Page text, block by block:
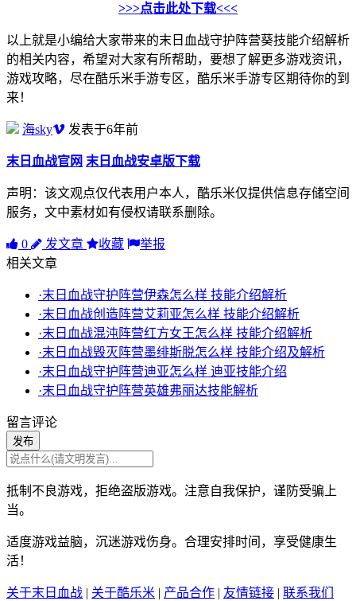
>>>点击此处下载<<<
以上就是小编给大家带来的末日血战守护阵营葵技能介绍解析
的相关内容，希望对大家有所帮助，要想了解更多游戏资讯，
游戏攻略，尽在酷乐米手游专区，酷乐米手游专区期待你的到
来！
海sky 发表于6年前
末日血战官网 末日血战安卓版下载
声明：该文观点仅代表用户本人，酷乐米仅提供信息存储空间
服务，文中素材如有侵权请联系删除。
0 发文章 收藏
举报
相关文章
·末日血战守护阵营伊森怎么样 技能介绍解析
·末日血战创造阵营艾莉亚怎么样 技能介绍解析
·末日血战混沌阵营红方女王怎么样 技能介绍解析
·末日血战毁灭阵营墨绯斯脱怎么样 技能介绍及解析
·末日血战守护阵营迪亚怎么样 迪亚技能介绍
·末日血战守护阵营英雄弗丽达技能解析
留言评论
发布
抵制不良游戏，拒绝盗版游戏。注意自我保护，谨防受骗上
当。
适度游戏益脑，沉迷游戏伤身。合理安排时间，享受健康生
活！
关于末日血战 | 关于酷乐米 | 产品合作 | 友情链接 | 联系我们